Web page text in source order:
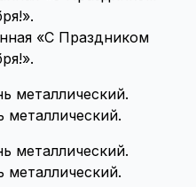
«С Праздником
металлический.
металлический.